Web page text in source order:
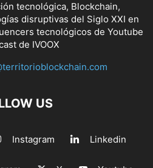
tecnológica, Blockchain,
disruptivas del Siglo XXI en
tecnológicos de Youtube
de IVOOX
US
Instagram Linkedin